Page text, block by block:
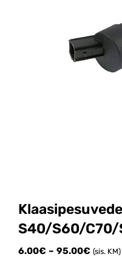
S40/S60/C70/
6.00€ – 95.00€ Price
(sis. KM)